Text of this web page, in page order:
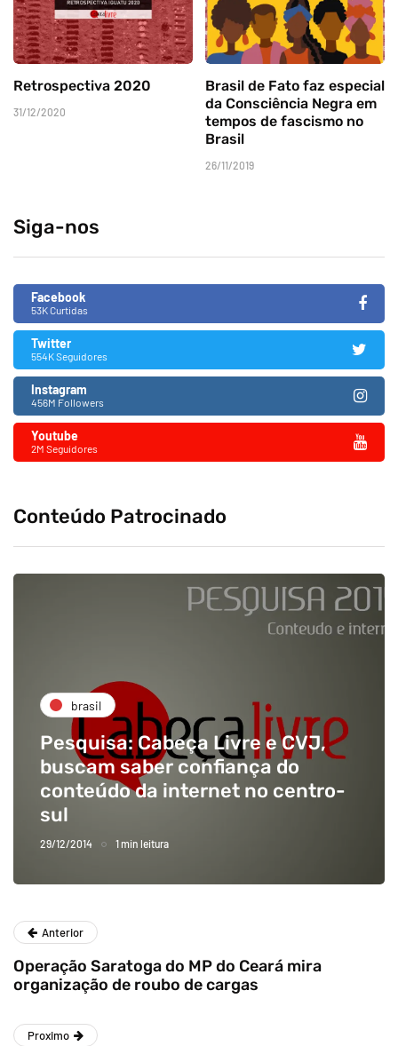
Retrospectiva 2020
31/12/2020
Brasil de Fato faz especial
da Consciência Negra em
tempos de fascismo no
Brasil
26/11/2019
Siga-nos
Facebook
53K Curtidas
Twitter
554K Seguidores
Instagram
456M Followers
Youtube
2M Seguidores
Conteúdo Patrocinado
brasil
Pesquisa: Cabeça Livre e CVJ,
buscam saber confiança do
conteúdo da internet no centro-
sul
29/12/2014 1 min leitura
Anterior
Operação Saratoga do MP do Ceará mira
organização de roubo de cargas
Proximo